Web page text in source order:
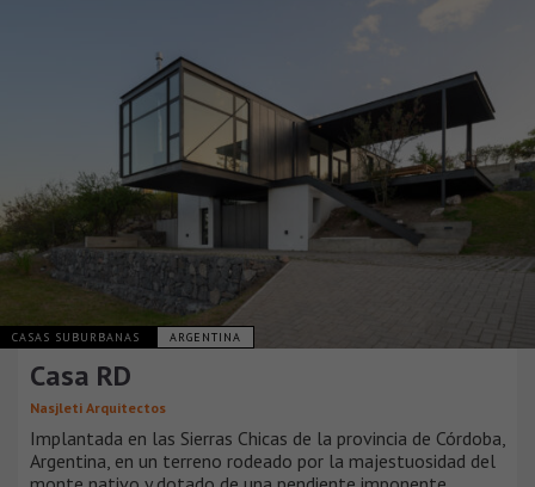
CASAS SUBURBANAS ARGENTINA
Casa RD
Nasjleti Arquitectos
Implantada en las Sierras Chicas de la provincia de Córdoba,
Argentina, en un terreno rodeado por la majestuosidad del